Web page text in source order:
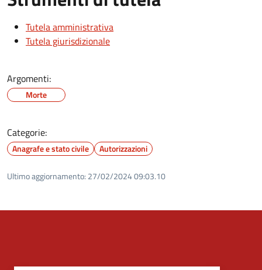
Tutela amministrativa
Tutela giurisdizionale
Argomenti:
Morte
Categorie:
Anagrafe e stato civile Autorizzazioni
Ultimo aggiornamento: 27/02/2024 09:03.10